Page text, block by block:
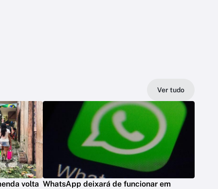
Ver tudo
volta WhatsApp deixará de funcionar em